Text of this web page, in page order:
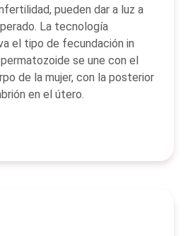
pueden dar a luz a
La tecnología
el tipo de fecundación in
se une con el
de la mujer, con la posterior
en el útero.